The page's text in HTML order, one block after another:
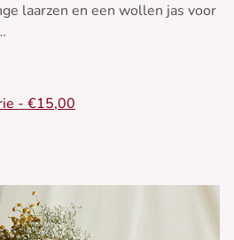
laarzen en een wollen jas voor
- €15,00